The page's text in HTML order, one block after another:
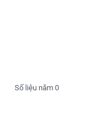
Số liệu năm 0